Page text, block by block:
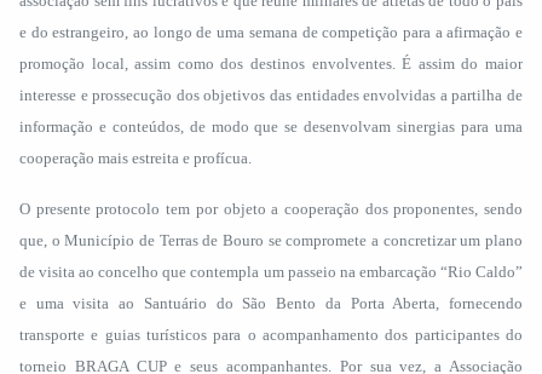
e do estrangeiro, ao longo de uma semana de competição para a afirmação e
promoção local, assim como dos destinos envolventes. É assim do maior
interesse e prossecução dos objetivos das entidades envolvidas a partilha de
informação e conteúdos, de modo que se desenvolvam sinergias para uma
cooperação mais estreita e profícua.
O presente protocolo tem por objeto a cooperação dos proponentes, sendo
que, o Município de Terras de Bouro se compromete a concretizar um plano
de visita ao concelho que contempla um passeio na embarcação “Rio Caldo”
e uma visita ao Santuário do São Bento da Porta Aberta, fornecendo
transporte e guias turísticos para o acompanhamento dos participantes do
torneio BRAGA CUP e seus acompanhantes. Por sua vez, a Associação